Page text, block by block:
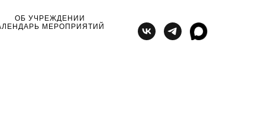
ОБ УЧРЕЖДЕНИИ
МЕРОПРИЯТИЙ